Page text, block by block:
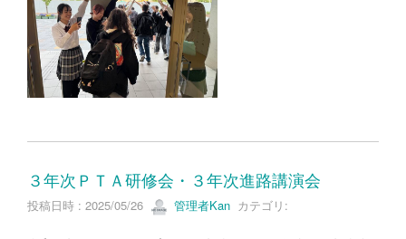
３年次ＰＴＡ研修会・３年次進路講演会
投稿日時 : 2025/05/26 管理者Kan カテゴリ: